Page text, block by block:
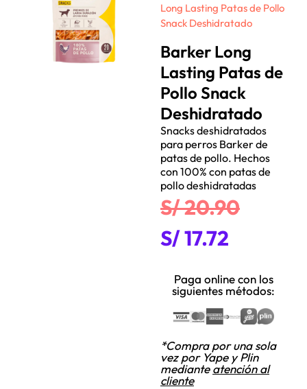
Long Lasting Patas de Pollo
Snack Deshidratado
Barker Long
Lasting Patas de
Pollo Snack
Deshidratado
Snacks deshidratados
para perros Barker de
patas de pollo. Hechos
con 100% con patas de
pollo deshidratadas
S/20.90
S/17.72
Paga online con los
siguientes métodos:
*Compra por una sola
vez por Yape y Plin
medianteatención al
cliente